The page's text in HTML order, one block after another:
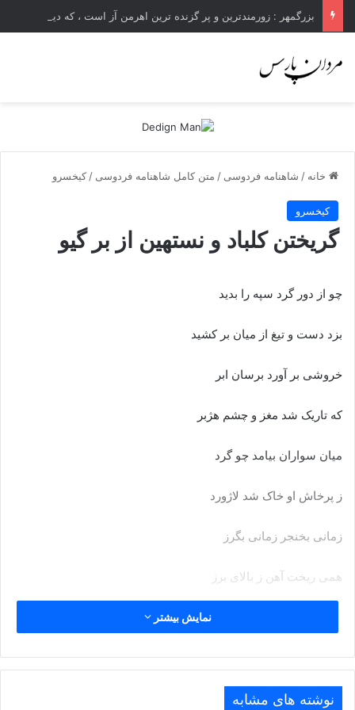
خانه / شاهنامه فردوسی / متن کامل شاهنامه فردوسی / کیخسرو
کیخسرو
گریختن کلباد و نستهین از بر گیو
چو از دور گرد سپه را بدید
بزد دست و تیغ از میان بر کشید
خروشى بر آورد برسان ابر
که تاریک شد مغز و چشم هژبر
میان سواران بیامد چو گرد
ز پرخاش او خاک شد لاژورد
زمانى بخنجر زمانى بگرز
همى ریخت آهن ز بالاى برز
سران را همى شد سر از جنگ سیر
دل گیو خندان شد از زور خشم
نمایش بیشتر
نوشته های مشابه